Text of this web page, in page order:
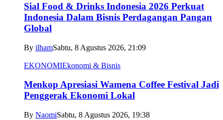
Sial Food & Drinks Indonesia 2026 Perkuat
Indonesia Dalam Bisnis Perdagangan Pangan
Global
By ilhamSabtu, 8 Agustus 2026, 21:09
EKONOMIEkonomi & Bisnis
Menkop Apresiasi Wamena Coffee Festival Jadi
Penggerak Ekonomi Lokal
By NaomiSabtu, 8 Agustus 2026, 19:38